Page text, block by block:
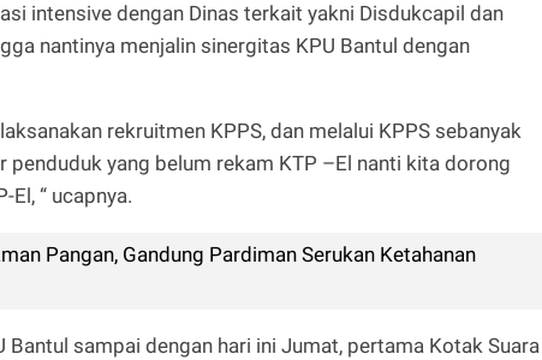
intensive dengan Dinas terkait yakni Disdukcapil dan
nantinya menjalin sinergitas KPU Bantul dengan
rekruitmen KPPS, dan melalui KPPS sebanyak
yang belum rekam KTP –El nanti kita dorong
“ ucapnya.
Pangan, Gandung Pardiman Serukan Ketahanan
sampai dengan hari ini Jumat, pertama Kotak Suara